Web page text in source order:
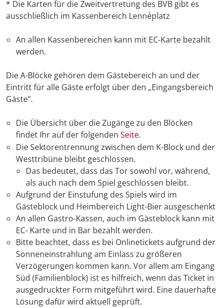
* Die Karten für die Zweitvertretung des BVB gibt es
ausschließlich im Kassenbereich Lennéplatz
An allen Kassenbereichen kann mit EC-Karte bezahlt
werden.
Die A-Blöcke gehören dem Gästebereich an und der
Eintritt für alle Gäste erfolgt über den „Eingangsbereich
Gäste“.
Die Übersicht über die Zugänge zu den Blöcken
findet Ihr auf der folgenden Seite.
Die Sektorentrennung zwischen dem K-Block und der
Westtribüne bleibt geschlossen.
Das bedeutet, dass das Tor sowohl vor, während,
als auch nach dem Spiel geschlossen bleibt.
Aufgrund der Einstufung des Spiels wird im
Gästeblock und Heimbereich Light-Bier ausgeschenkt
An allen Gastro-Kassen, auch im Gästeblock kann mit
EC- Karte und in Bar bezahlt werden.
Bitte beachtet, dass es bei Onlinetickets aufgrund der
Sonneneinstrahlung am Einlass zu größeren
Verzögerungen kommen kann. Vor allem am Eingang
Süd (Familienblock) ist es hilfreich, wenn das Ticket in
ausgedruckter Form mitgeführt wird. Eine dauerhafte
Lösung dafür wird aktuell geprüft.